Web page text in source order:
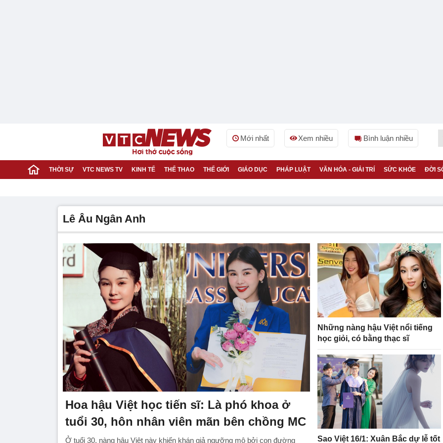
Mới nhất Xem nhiều Bình luận nhiều
THỜI SỰ VTC NEWS TV KINH TẾ THỂ THAO THẾ GIỚI GIÁO DỤC PHÁP LUẬT VĂN HÓA - GIẢI TRÍ SỨC KHỎE ĐỜI
Lê Âu Ngân Anh
Hoa hậu Việt học tiến sĩ: Là phó khoa ở
tuổi 30, hôn nhân viên mãn bên chồng MC
Ở tuổi 30, nàng hậu Việt này khiến khán giả ngưỡng mộ bởi con đường
Những nàng hậu Việt nổi tiếng
học giỏi, có bằng thạc sĩ
Sao Việt 16/1: Xuân Bắc dự lễ tốt